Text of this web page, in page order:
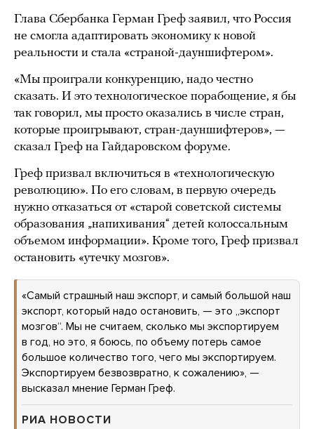
Глава Сбербанка Герман Греф заявил, что Россия
не смогла адаптировать экономику к новой
реальности и стала «страной-дауншифтером».
«Мы проиграли конкуренцию, надо честно
сказать. И это технологическое порабощение, я бы
так говорил, мы просто оказались в числе стран,
которые проигрывают, стран-дауншифтеров», —
сказал Греф на Гайдаровском форуме.
Греф призвал включиться в «технологическую
революцию». По его словам, в первую очередь
нужно отказаться от «старой советской системы
образования „напихивания“ детей колоссальным
объемом информации». Кроме того, Греф призвал
остановить «утечку мозгов».
«Самый страшный наш экспорт, и самый большой наш
экспорт, который надо остановить, — это „экспорт
мозгов“. Мы не считаем, сколько мы экспортируем
в год, но это, я боюсь, по объему потерь самое
большое количество того, чего мы экспортируем.
Экспортируем безвозвратно, к сожалению», —
высказал мнение Герман Греф.
РИА НОВОСТИ